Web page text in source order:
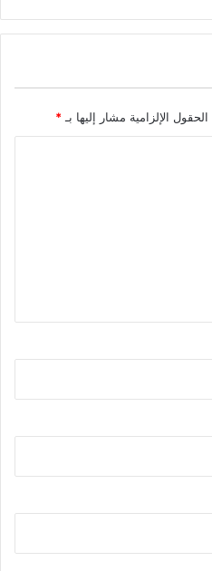
الحقول الإلزامية مشار إليها بـ *